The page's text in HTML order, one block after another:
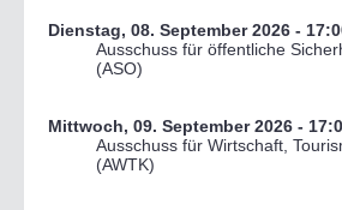
Dienstag, 08. September 2026 -
Ausschuss für öffentliche
(ASO)
Mittwoch, 09. September 2026 -
Ausschuss für Wirtschaft,
(AWTK)